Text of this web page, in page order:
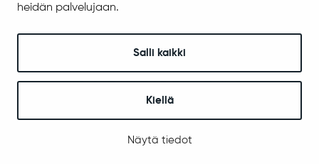
heidän palvelujaan.
Salli kaikki
Kiellä
Näytä tiedot
Seuraa meitä